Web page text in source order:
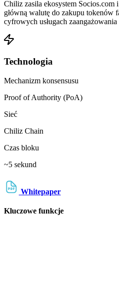
Chiliz zasila ekosystem
główną walutę do zakupu tokenów
cyfrowych usługach
Technologia
Mechanizm konsensusu
Proof of Authority (PoA)
Sieć
Chiliz Chain
Czas bloku
~5 sekund
Whitepaper
Kluczowe funkcje